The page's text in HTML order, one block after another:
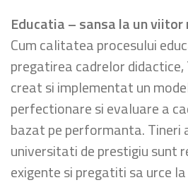
Educatia – sansa la un viitor
Cum calitatea procesului
pregatirea cadrelor
creat si implementat un
perfectionare si evaluare a
bazat pe performanta. Tineri
universitati de prestigiu sunt
exigente si pregatiti sa urce